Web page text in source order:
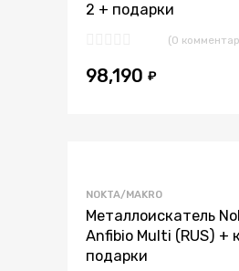
2 + подарки
(0
98,190 ₽
NOKTA/MAKRO
Металлоискатель
Anfibio Multi (RUS) +
подарки